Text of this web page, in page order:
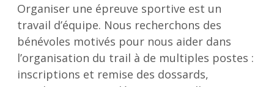
Organiser une épreuve sportive est un
travail d’équipe. Nous recherchons des
bénévoles motivés pour nous aider dans
l’organisation du trail à de multiples postes :
inscriptions et remise des dossards,